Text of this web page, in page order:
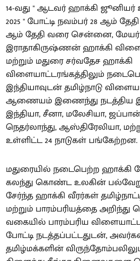
14-வது " ஆடவர் ஹாக்கி
2025 " போட்டி நவம்பர் 28 ஆம் தேதி
ஆம் தேதி வரை சென்னை, மேயர்
இராதாகிருஷ்ணன் ஹாக்கி
மற்றும் மதுரை சர்வதேச ஹாக்கி
விளையாட்டரங்கத்திலும்
இந்தியாவுடன் தமிழ்நாடு
ஆணையம் இணைந்து நடத்திய
இந்தியா, சீனா, மலேசியா,
நெதர்லாந்து, ஆஸ்திரேலியா,
உள்ளிட்ட 24 நாடுகள் பங்கேற்றன.
மதுரையில் நடைபெற்ற ஹாக்கி
கலந்து கொண்ட உலகின்
சேர்ந்த ஹாக்கி வீரர்கள்
மற்றும் பாரம்பரியத்தை
வகையில் பாரம்பரிய
போட்டி நடத்தப்பட்டதுடன்,
தமிழ்மக்களின்